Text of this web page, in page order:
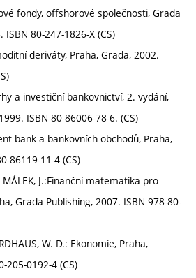
fondy, offshorové společnosti, Grada
80-247-1826-X (CS)
deriváty, Praha, Grada, 2002.
a investiční bankovnictví, 2. vydání,
ISBN 80-86006-78-6. (CS)
bank a bankovních obchodů, Praha,
86119-11-4 (CS)
MÁLEK, J.:Finanční matematika pro
Grada Publishing, 2007. ISBN 978-80-
W. D.: Ekonomie, Praha,
205-0192-4 (CS)